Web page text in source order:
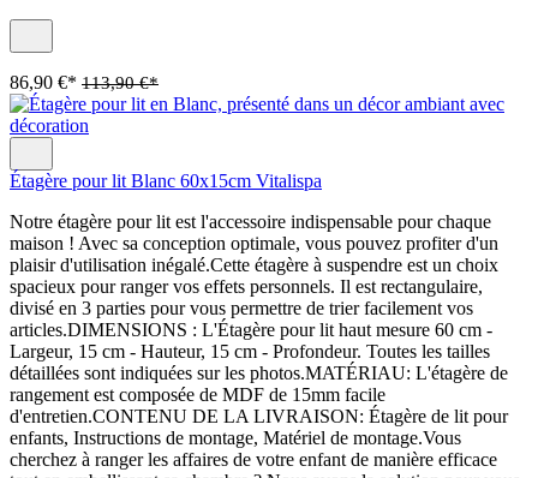
86,90 €* 113,90 €*
Étagère pour lit Blanc 60x15cm Vitalispa
Notre étagère pour lit est l'accessoire indispensable pour chaque
maison ! Avec sa conception optimale, vous pouvez profiter d'un
plaisir d'utilisation inégalé.Cette étagère à suspendre est un choix
spacieux pour ranger vos effets personnels. Il est rectangulaire,
divisé en 3 parties pour vous permettre de trier facilement vos
articles.DIMENSIONS : L'Étagère pour lit haut mesure 60 cm -
Largeur, 15 cm - Hauteur, 15 cm - Profondeur. Toutes les tailles
détaillées sont indiquées sur les photos.MATÉRIAU: L'étagère de
rangement est composée de MDF de 15mm facile
d'entretien.CONTENU DE LA LIVRAISON: Étagère de lit pour
enfants, Instructions de montage, Matériel de montage.Vous
cherchez à ranger les affaires de votre enfant de manière efficace